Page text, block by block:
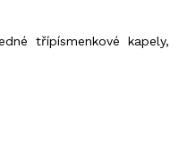
třípísmenkové kapely,